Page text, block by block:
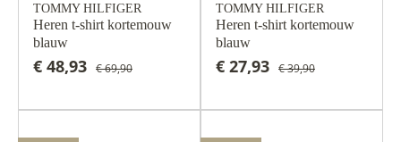
TOMMY HILFIGER
Heren t-shirt kortemouw
blauw
€ 48,93 € 69,90
TOMMY HILFIGER
Heren t-shirt kortemouw
blauw
€ 27,93 € 39,90